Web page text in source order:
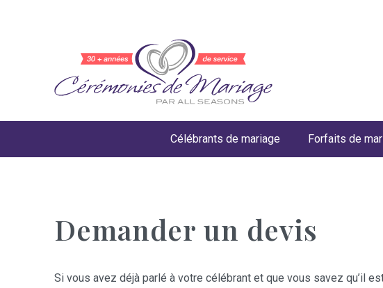
Célébrants de mariage Forfaits de
Demander un devis
Si vous avez déjà parlé à votre célébrant et que vous savez qu’il